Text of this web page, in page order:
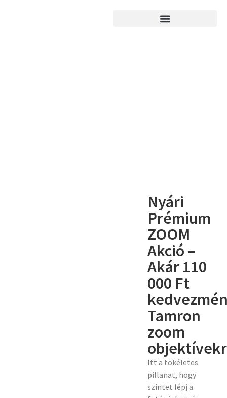
Nyári
Prémium
ZOOM
Akció –
Akár 110
000 Ft
Tamron
zoom
Itt a tökéletes
pillanat, hogy
szintet lépj a